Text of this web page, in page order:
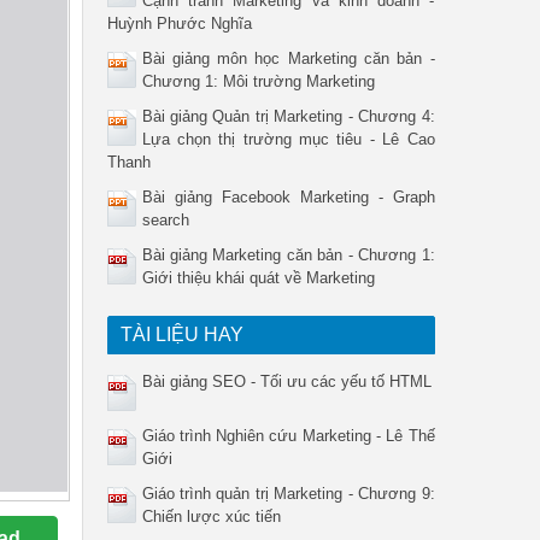
Huỳnh Phước Nghĩa
Bài giảng môn học Marketing căn bản -
Chương 1: Môi trường Marketing
Bài giảng Quản trị Marketing - Chương 4:
Lựa chọn thị trường mục tiêu - Lê Cao
Thanh
Bài giảng Facebook Marketing - Graph
search
Bài giảng Marketing căn bản - Chương 1:
Giới thiệu khái quát về Marketing
TÀI LIỆU HAY
Bài giảng SEO - Tối ưu các yếu tố HTML
Giáo trình Nghiên cứu Marketing - Lê Thế
Giới
Giáo trình quản trị Marketing - Chương 9:
Chiến lược xúc tiến